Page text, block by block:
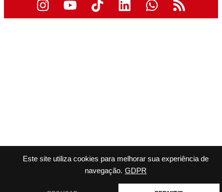
Este site utiliza cookies para melhorar sua experiência de
navegação. GDPR